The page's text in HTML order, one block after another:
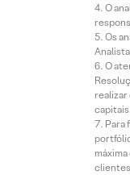
O
Os
O
Para